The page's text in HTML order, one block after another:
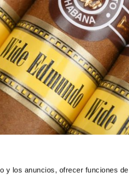
y los anuncios, ofrecer funciones de